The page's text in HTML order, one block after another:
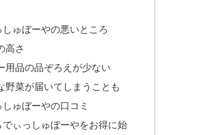
しゅぼーやの悪いところ
高さ
用品の品ぞろえが少ない
野菜が届いてしまうことも
しゅぼーやの口コミ
でぃっしゅぼーやをお得に始